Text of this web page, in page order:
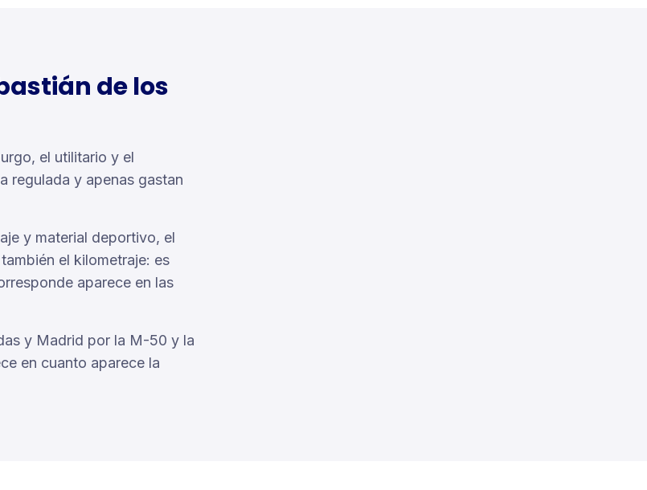
de los
el utilitario y el
regulada y apenas gastan
y material deportivo, el
el kilometraje: es
aparece en las
y Madrid por la M-50 y la
en cuanto aparece la